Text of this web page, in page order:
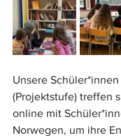
Unsere Schüler*innen
(Projektstufe) treffen
online mit
Norwegen, um ihre